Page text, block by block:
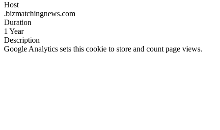
Host
.bizmatchingnews.com
Duration
1 Year
Description
Google Analytics sets this cookie to store and count page views.